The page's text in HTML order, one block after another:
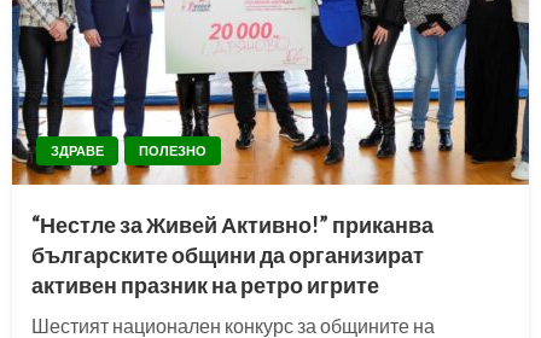
ЗДРАВЕ ПОЛЕЗНО
“Нестле за Живей Активно!” приканва
българските общини да организират
активен празник на ретро игрите
Шестият национален конкурс за общините на